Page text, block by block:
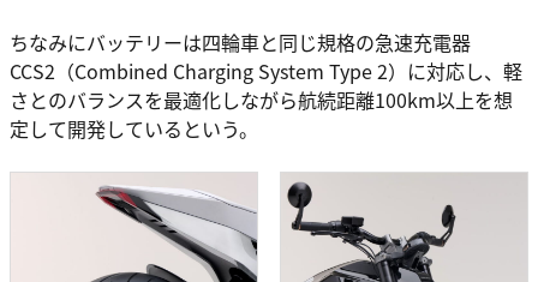
ちなみにバッテリーは四輪車と同じ規格の急速充電器
CCS2（Combined Charging System Type 2）に対応し、軽
さとのバランスを最適化しながら航続距離100km以上を想
定して開発しているという。